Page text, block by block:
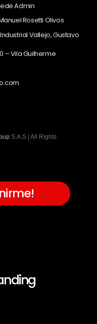
Admin
Rosetti Olivos
Vallejo, Gustavo
– Vila Guilherme
S.A.S | All Rights